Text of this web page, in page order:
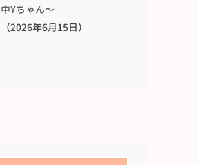
中Yちゃん〜
（2026年6月15日）